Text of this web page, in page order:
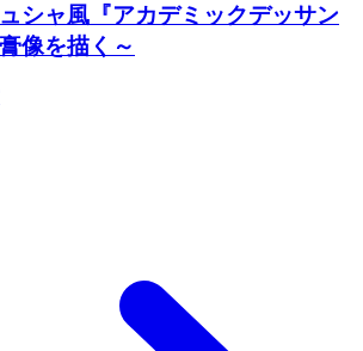
ュシャ風『アカデミックデッサン
像を描く～